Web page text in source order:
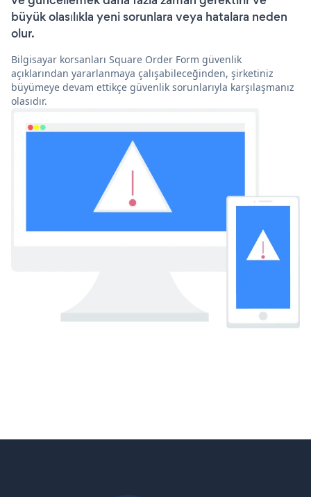
büyük olasılıkla yeni sorunlara veya hatalara neden
olur.
Bilgisayar korsanları Square Order Form güvenlik
açıklarından yararlanmaya çalışabileceğinden, şirketiniz
büyümeye devam ettikçe güvenlik sorunlarıyla karşılaşmanız
olasıdır.